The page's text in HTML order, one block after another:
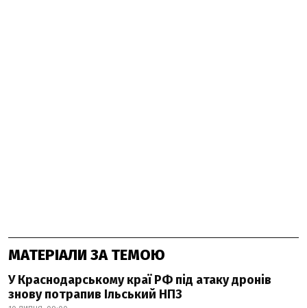
МАТЕРІАЛИ ЗА ТЕМОЮ
У Краснодарському краї РФ під атаку дронів
знову потрапив Ільський НПЗ